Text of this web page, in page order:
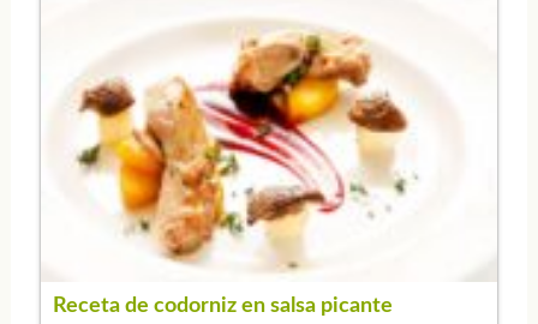
Receta de codorniz en salsa picante